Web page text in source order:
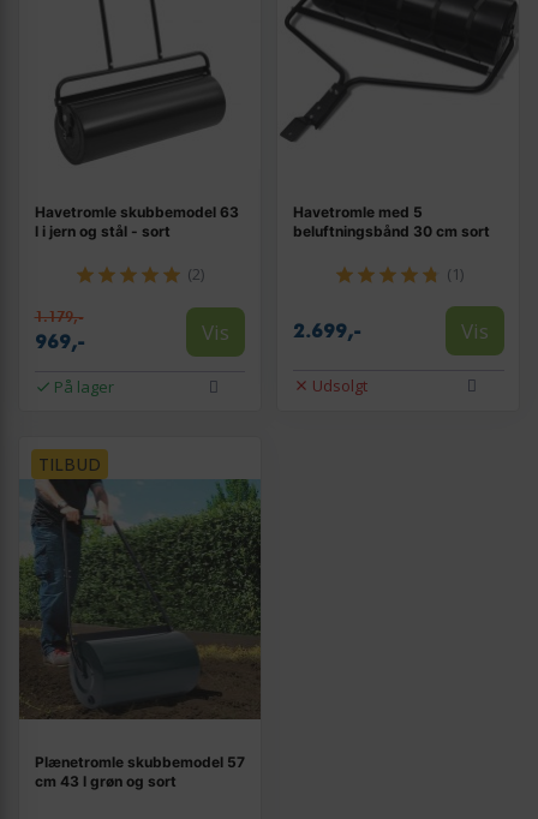
Havetromle skubbemodel 63
l i jern og stål - sort
(2)
1.179,-
969,- Vis
På lager
Havetromle med 5
beluftningsbånd 30 cm sort
(1)
2.699,- Vis
Udsolgt
TILBUD
Plænetromle skubbemodel 57
cm 43 l grøn og sort